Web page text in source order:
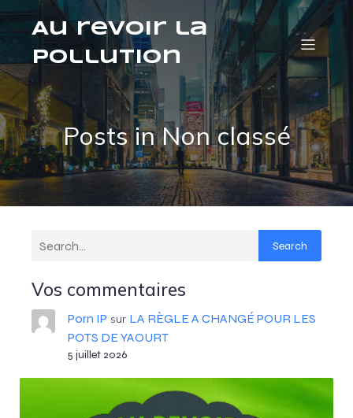
Au revoir la
pollution
Posts in Non classé
Search
Vos commentaires
Porn IP sur LA RÈGLE A CHANGÉ POUR LES
POTS DE YAOURT
5 juillet 2026